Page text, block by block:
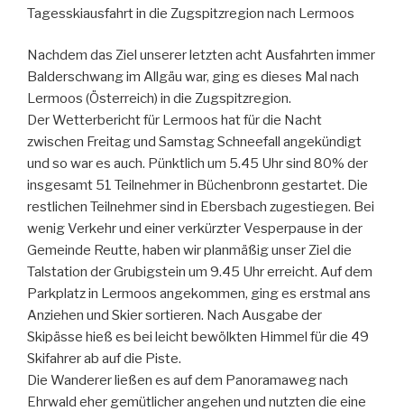
Tagesskiausfahrt in die Zugspitzregion nach Lermoos
Nachdem das Ziel unserer letzten acht Ausfahrten immer
Balderschwang im Allgäu war, ging es dieses Mal nach
Lermoos (Österreich) in die Zugspitzregion.
Der Wetterbericht für Lermoos hat für die Nacht
zwischen Freitag und Samstag Schneefall angekündigt
und so war es auch. Pünktlich um 5.45 Uhr sind 80% der
insgesamt 51 Teilnehmer in Büchenbronn gestartet. Die
restlichen Teilnehmer sind in Ebersbach zugestiegen. Bei
wenig Verkehr und einer verkürzter Vesperpause in der
Gemeinde Reutte, haben wir planmäßig unser Ziel die
Talstation der Grubigstein um 9.45 Uhr erreicht. Auf dem
Parkplatz in Lermoos angekommen, ging es erstmal ans
Anziehen und Skier sortieren. Nach Ausgabe der
Skipässe hieß es bei leicht bewölkten Himmel für die 49
Skifahrer ab auf die Piste.
Die Wanderer ließen es auf dem Panoramaweg nach
Ehrwald eher gemütlicher angehen und nutzten die eine